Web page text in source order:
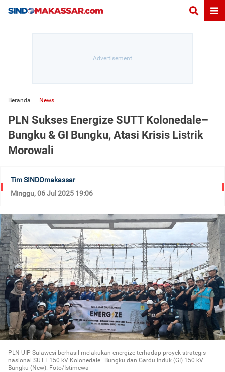
Beranda News
PLN Sukses Energize SUTT Kolonedale–
Bungku & GI Bungku, Atasi Krisis Listrik
Morowali
Tim SINDOmakassar
Minggu, 06 Jul 2025 19:06
PLN UIP Sulawesi berhasil melakukan energize terhadap proyek strategis
nasional SUTT 150 kV Kolonedale–Bungku dan Gardu Induk (GI) 150 kV
Bungku (New). Foto/Istimewa